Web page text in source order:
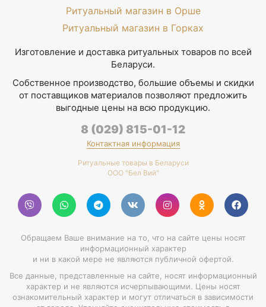
Ритуальный магазин в Орше
Ритуальный магазин в Горках
Изготовление и доставка ритуальных товаров по всей
Беларуси.
Собственное производство, большие объемы и скидки
от поставщиков материалов позволяют предложить
выгодные цены на всю продукцию.
8 (029) 815-01-12
Контактная информация
Ритуальные товары в Беларуси
ООО "Бел Вий"
Обращаем Ваше внимание на то, что на сайте цены носят
информационный характер
и ни в какой мере не являются публичной офертой.
Все данные, представленные на сайте, носят информационный
характер и не являются исчерпывающими. Цены носят
ознакомительный характер и могут отличаться в зависимости